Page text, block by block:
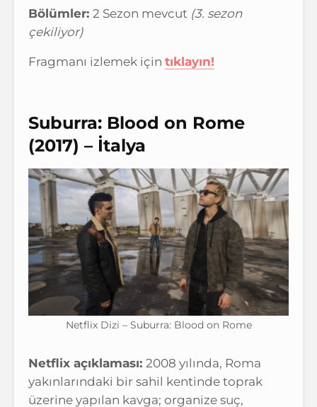
Bölümler: 2 Sezon mevcut (3. sezon
çekiliyor)
Fragmanı izlemek için tıklayın!
Suburra: Blood on Rome
(2017) – İtalya
Netflix Dizi – Suburra: Blood on Rome
Netflix açıklaması: 2008 yılında, Roma
yakınlarındaki bir sahil kentinde toprak
üzerine yapılan kavga; organize suç,